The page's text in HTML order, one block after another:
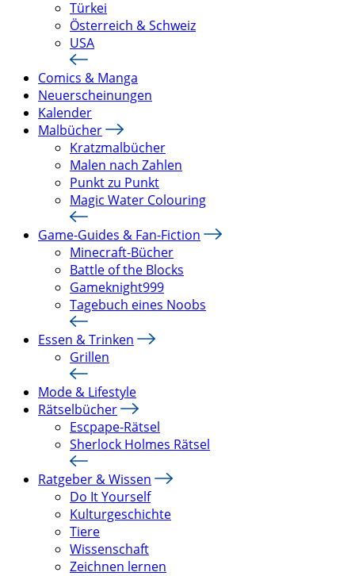
Türkei
Österreich & Schweiz
USA
Comics & Manga
Neuerscheinungen
Kalender
Malbücher
Kratzmalbücher
Malen nach Zahlen
Punkt zu Punkt
Magic Water Colouring
Game-Guides & Fan-Fiction
Minecraft-Bücher
Battle of the Blocks
Gameknight999
Tagebuch eines Noobs
Essen & Trinken
Grillen
Mode & Lifestyle
Rätselbücher
Escpape-Rätsel
Sherlock Holmes Rätsel
Ratgeber & Wissen
Do It Yourself
Kulturgeschichte
Tiere
Wissenschaft
Zeichnen lernen